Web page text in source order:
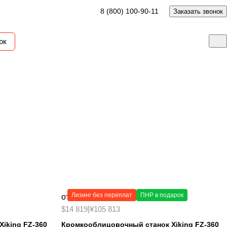
8 (800) 100-90-11 Заказать звонок
FZ-360
Лизинг без переплат ПНР в подарок
от 1 050 000 ₽
$14 819 ¥105 813
Кромкооблицовочный станок Xiking FZ-360